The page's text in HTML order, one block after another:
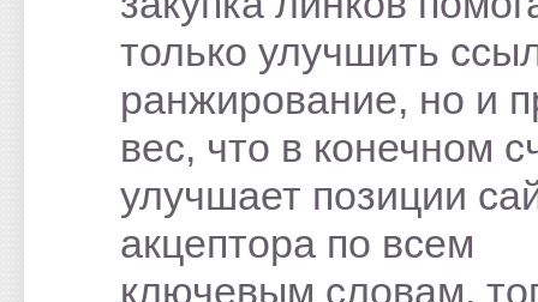
только улучшить
ранжирование, но и
вес, что в конечном
улучшает позиции
акцептора по всем
ключевым словам,